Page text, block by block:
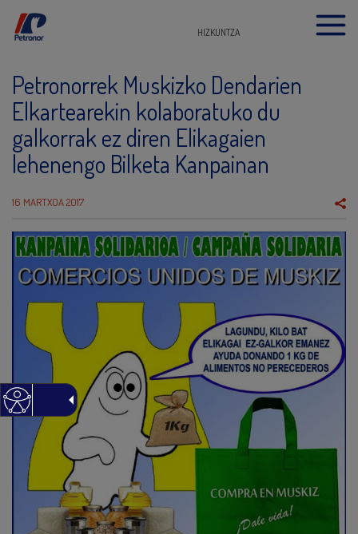
HIZKUNTZA
Petronorrek Muskizko Dendarien
Elkartearekin kolaboratuko du
galkorrak ez diren Elikagaien
lehenengo Bilketa Kanpainan
16 MARTXOA 2017